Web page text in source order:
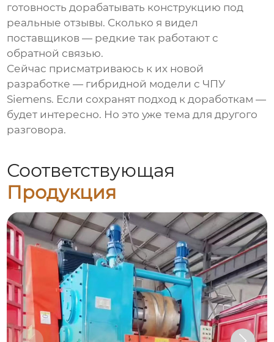
готовность дорабатывать конструкцию под
реальные отзывы. Сколько я видел
поставщиков — редкие так работают с
обратной связью.
Сейчас присматриваюсь к их новой
разработке — гибридной модели с ЧПУ
Siemens. Если сохранят подход к доработкам —
будет интересно. Но это уже тема для другого
разговора.
Соответствующая
Продукция